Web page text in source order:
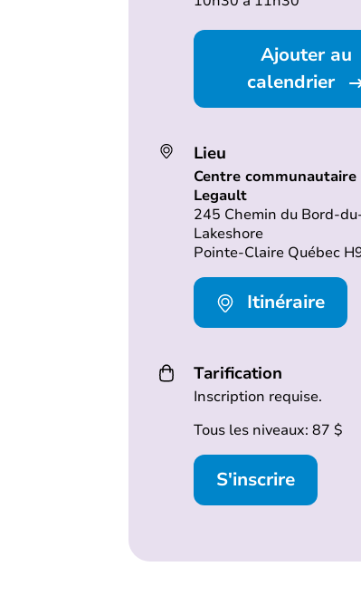
Ajouter au
calendrier
Lieu
Centre communautaire
Legault
245 Chemin du Bord-
Lakeshore
Pointe-Claire Québec
Itinéraire
Tarification
Inscription requise.
Tous les niveaux: 87 $
S'inscrire